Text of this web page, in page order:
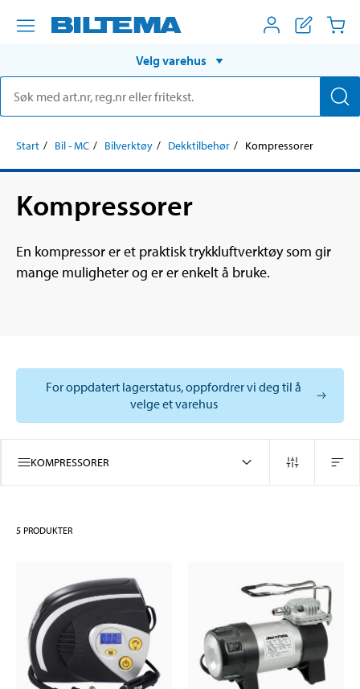
Velg varehus
Start Bil - MC Bilverktøy Dekktilbehør Kompressorer
Kompressorer
En kompressor er et praktisk trykkluftverktøy som gir
mange muligheter og er er enkelt å bruke.
For oppdatert lagerstatus, oppfordrer vi deg til å
velge et varehus
KOMPRESSORER
5 PRODUKTER